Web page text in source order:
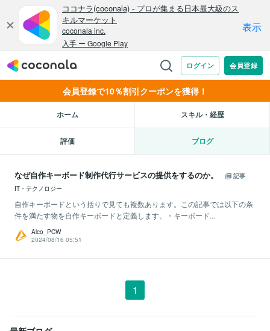
会員登録で10％割引クーポンを獲得！
ホーム スキル・経歴
評価 ブログ
なぜ自作キーボード制作代行サービスの提供をするのか。
記事
IT・テクノロジー
自作キーボードという括りで見ても複数あります。この記事では以下の条
件を満たす物を自作キーボードと定義します。・キーボード...
Alco_PCW
2024/08/16 05:51
1